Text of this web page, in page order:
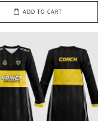
ADD TO CART